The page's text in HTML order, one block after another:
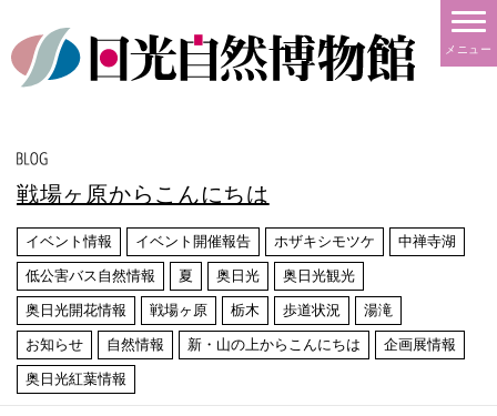
メニュー
戦場ヶ原からこんにちは
イベント情報 イベント開催報告 ホザキシモツケ 中禅寺湖
低公害バス自然情報 夏 奥日光 奥日光観光
奥日光開花情報 戦場ヶ原 栃木 歩道状況 湯滝
お知らせ 自然情報 新・山の上からこんにちは 企画展情報
奥日光紅葉情報